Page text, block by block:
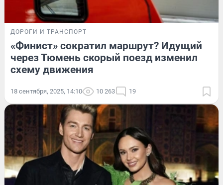
ДОРОГИ И ТРАНСПОРТ
«Финист» сократил маршрут? Идущий
через Тюмень скорый поезд изменил
схему движения
18 сентября, 2025, 14:10 10 263 19